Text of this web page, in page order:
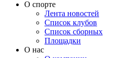
О спорте
Лента новостей
Список клубов
Список сборных
Площадки
О нас